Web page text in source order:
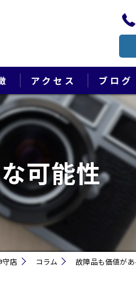
品整理・終活
アクセス
漫画特集
ブログ
可能性
守店 コラム 故障品も価値が